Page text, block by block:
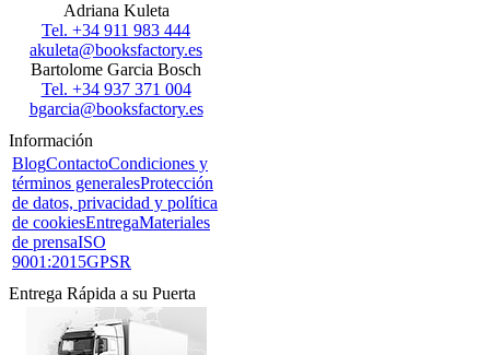
Adriana Kuleta
Tel. +34 911 983 444
akuleta@booksfactory.es
Bartolome Garcia Bosch
Tel. +34 937 371 004
bgarcia@booksfactory.es
Información
BlogContactoCondiciones y
términos generalesProtección
de datos, privacidad y política
de cookiesEntregaMateriales
de prensaISO
9001:2015GPSR
Entrega Rápida a su Puerta